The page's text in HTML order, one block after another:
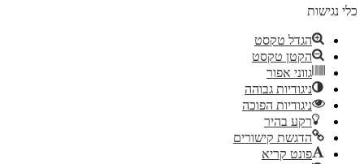
כלי נגישות
הגדל טקסט
הקטן טקסט
גווני אפור
ניגודיות גבוהה
ניגודיות הפוכה
רקע בהיר
הדגשת קישורים
פונט קריא